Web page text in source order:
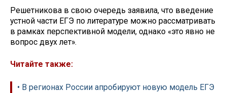
Решетникова в свою очередь заявила, что введение
устной части ЕГЭ по литературе можно рассматривать
в рамках перспективной модели, однако «это явно не
вопрос двух лет».
Читайте также:
• В регионах России апробируют новую модель ЕГЭ